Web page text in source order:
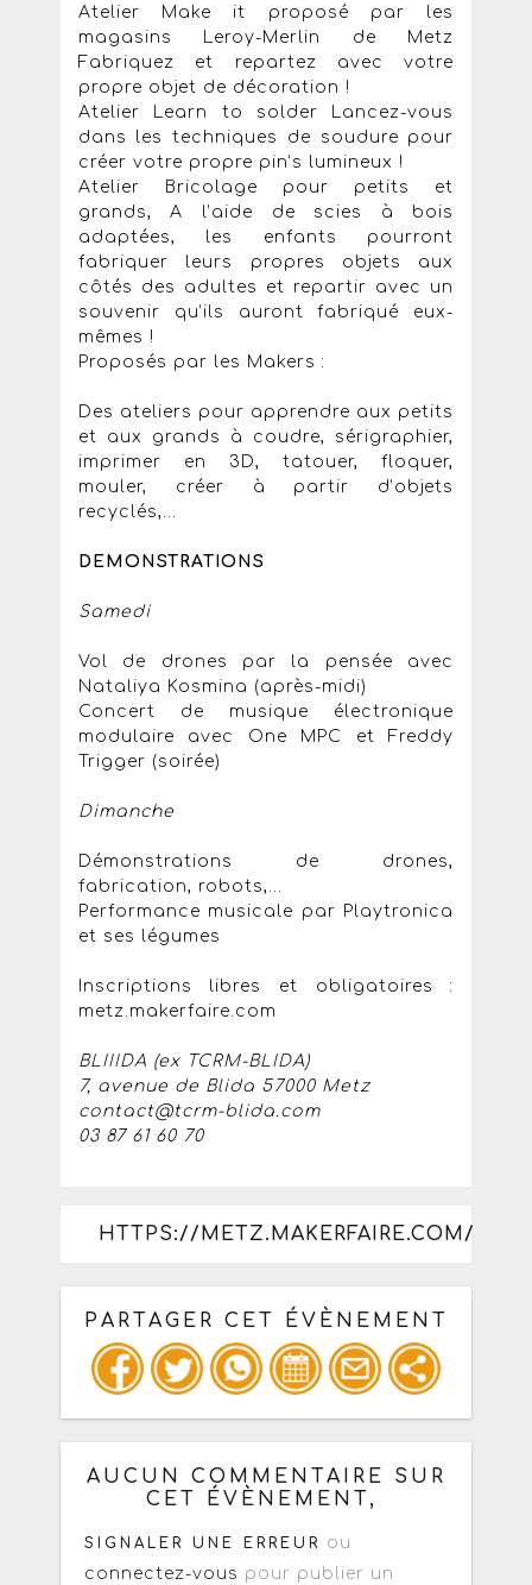
Atelier Make it proposé par les
magasins Leroy-Merlin de Metz
Fabriquez et repartez avec votre
propre objet de décoration !
Atelier Learn to solder Lancez-vous
dans les techniques de soudure pour
créer votre propre pin’s lumineux !
Atelier Bricolage pour petits et
grands, A l’aide de scies à bois
adaptées, les enfants pourront
fabriquer leurs propres objets aux
côtés des adultes et repartir avec un
souvenir qu’ils auront fabriqué eux-
mêmes !
Proposés par les Makers :
Des ateliers pour apprendre aux petits
et aux grands à coudre, sérigraphier,
imprimer en 3D, tatouer, floquer,
mouler, créer à partir d’objets
recyclés,...
DEMONSTRATIONS
Samedi
Vol de drones par la pensée avec
Nataliya Kosmina (après-midi)
Concert de musique électronique
modulaire avec One MPC et Freddy
Trigger (soirée)
Dimanche
Démonstrations de drones,
fabrication, robots,...
Performance musicale par Playtronica
et ses légumes
Inscriptions libres et obligatoires :
metz.makerfaire.com
BLIIIDA (ex TCRM-BLIDA)
7, avenue de Blida 57000 Metz
contact@tcrm-blida.com
03 87 61 60 70
HTTPS://METZ.MAKERFAIRE.COM/
PARTAGER CET ÉVÈNEMENT
Copiez les infos ci-dessous pour un
: mail / forum / réseau social
AUCUN COMMENTAIRE SUR
CET ÉVÈNEMENT,
SIGNALER UNE ERREUR
ou
connectez-vous pour publier un